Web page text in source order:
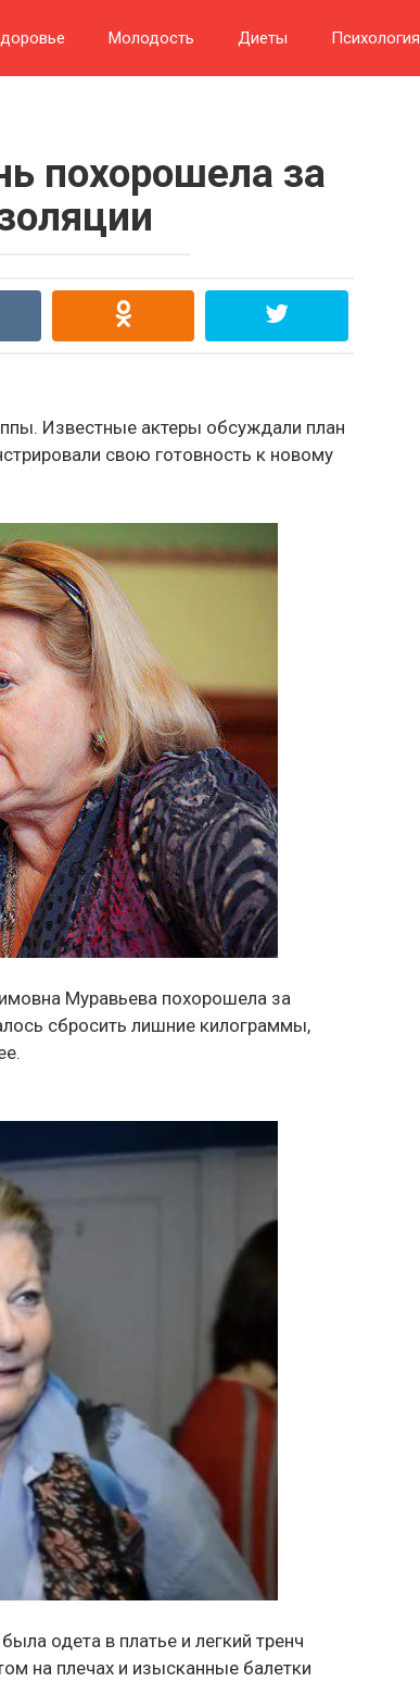
Молодость Диеты Психология
похорошела за
Известные актеры обсуждали план
свою готовность к новому
Муравьева похорошела за
сбросить лишние килограммы,
одета в платье и легкий тренч
на плечах и изысканные балетки